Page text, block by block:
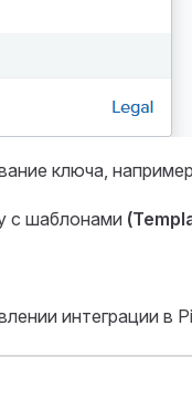
ключа,
с шаблонами
интеграции в